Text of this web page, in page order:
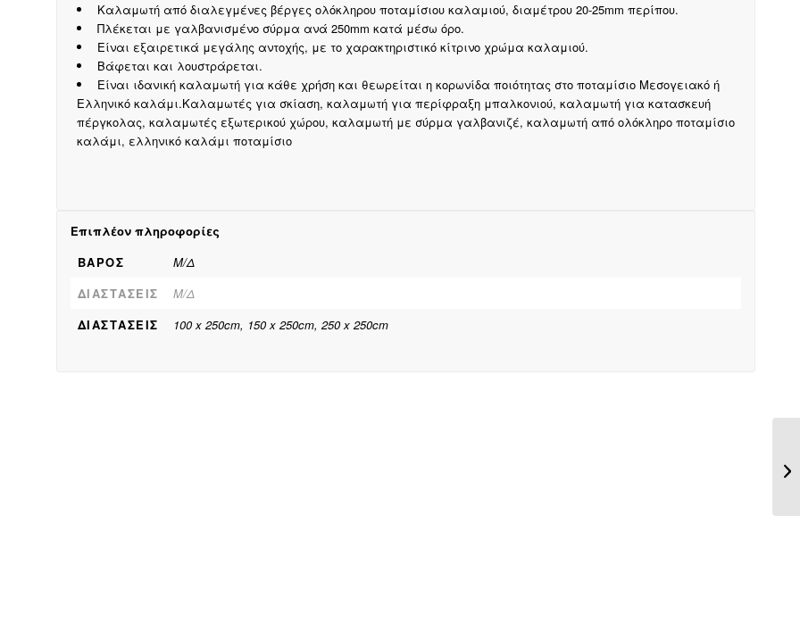
Καλαμωτή από διαλεγμένες βέργες ολόκληρου ποταμίσιου καλαμιού, διαμέτρου 20-25mm περίπου.
Πλέκεται με γαλβανισμένο σύρμα ανά 250mm κατά μέσω όρο.
Είναι εξαιρετικά μεγάλης αντοχής, με το χαρακτηριστικό κίτρινο χρώμα καλαμιού.
Βάφεται και λουστράρεται.
Είναι ιδανική καλαμωτή για κάθε χρήση και θεωρείται η κορωνίδα ποιότητας στο ποταμίσιο Μεσογειακό ή
Ελληνικό καλάμι.Καλαμωτές για σκίαση, καλαμωτή για περίφραξη μπαλκονιού, καλαμωτή για κατασκευή
πέργκολας, καλαμωτές εξωτερικού χώρου, καλαμωτή με σύρμα γαλβανιζέ, καλαμωτή από ολόκληρο ποταμίσιο
καλάμι, ελληνικό καλάμι ποταμίσιο
Επιπλέον πληροφορίες
ΒΆΡΟΣ
Μ/Δ
ΔΙΑΣΤΆΣΕΙΣ
Μ/Δ
ΔΙΑΣΤΑΣΕΙΣ
100 x 250cm, 150 x 250cm, 250 x 250cm